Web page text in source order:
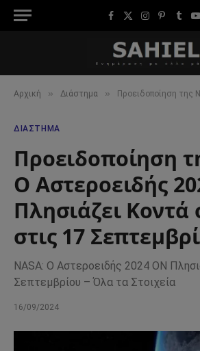
Facebook
X
Instagram
Pinterest
Αρχική » Διάστημα » Προειδοποίηση της NASA: Ο Αστεροειδής
ΔΙΆΣΤΗΜΑ
Προειδοποίηση
Ο Αστεροειδής
Πλησιάζει Κοντά
στις 17
NASA: Ο Αστεροειδής 2024 ON
Σεπτεμβρίου – Όλα τα Στοιχεία
16/09/2024